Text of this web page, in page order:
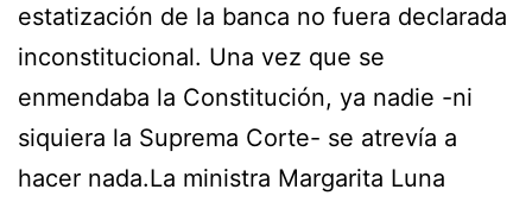
estatización de la banca no fuera declarada
inconstitucional. Una vez que se
enmendaba la Constitución, ya nadie -ni
siquiera la Suprema Corte- se atrevía a
hacer nada.La ministra Margarita Luna